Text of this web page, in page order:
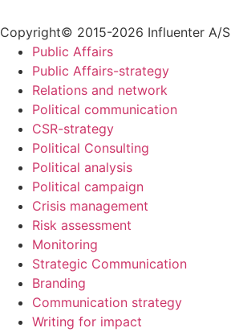
Copyright© 2015-2026 Influenter A/S
Public Affairs
Public Affairs-strategy
Relations and network
Political communication
CSR-strategy
Political Consulting
Political analysis
Political campaign
Crisis management
Risk assessment
Monitoring
Strategic Communication
Branding
Communication strategy
Writing for impact